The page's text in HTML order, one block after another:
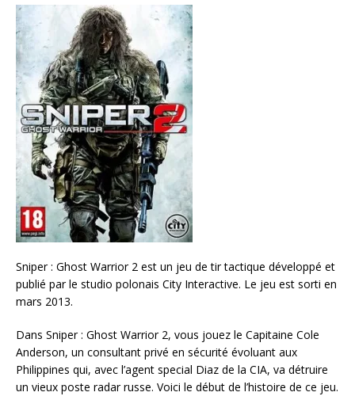
Sniper : Ghost Warrior 2 est un jeu de tir tactique développé et
publié par le studio polonais City Interactive. Le jeu est sorti en
mars 2013.
Dans Sniper : Ghost Warrior 2, vous jouez le Capitaine Cole
Anderson, un consultant privé en sécurité évoluant aux
Philippines qui, avec l’agent special Diaz de la CIA, va détruire
un vieux poste radar russe. Voici le début de l’histoire de ce jeu.